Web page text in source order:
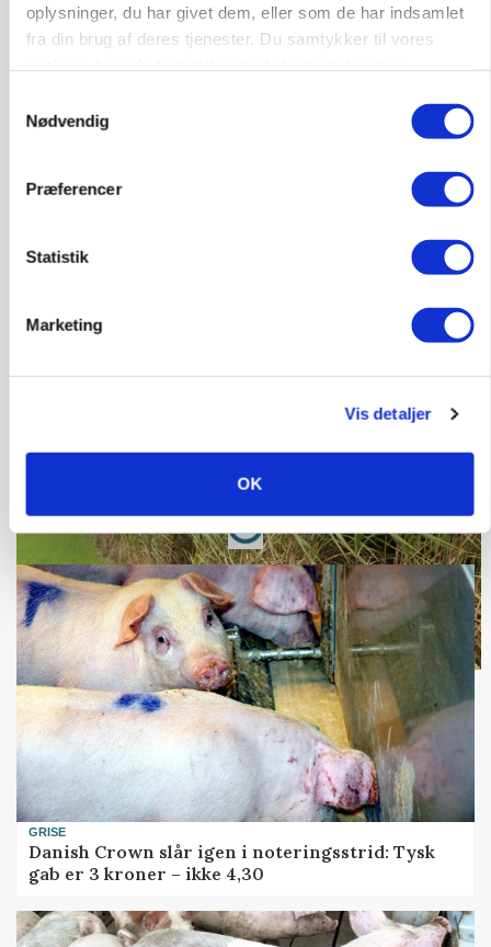
oplysninger, du har givet dem, eller som de har indsamlet
fra din brug af deres tjenester. Du samtykker til vores
Nødvendig
Præferencer
Statistik
Marketing
Vis detaljer
OK
Annonce
Forserie til selvkørende skårlægger afprøves i år
Annonce
Markvandring sætter fokus på elefantgræs
Annonce
Loading...
GRISE
Danish Crown slår igen i noteringsstrid: Tysk
gab er 3 kroner – ikke 4,30